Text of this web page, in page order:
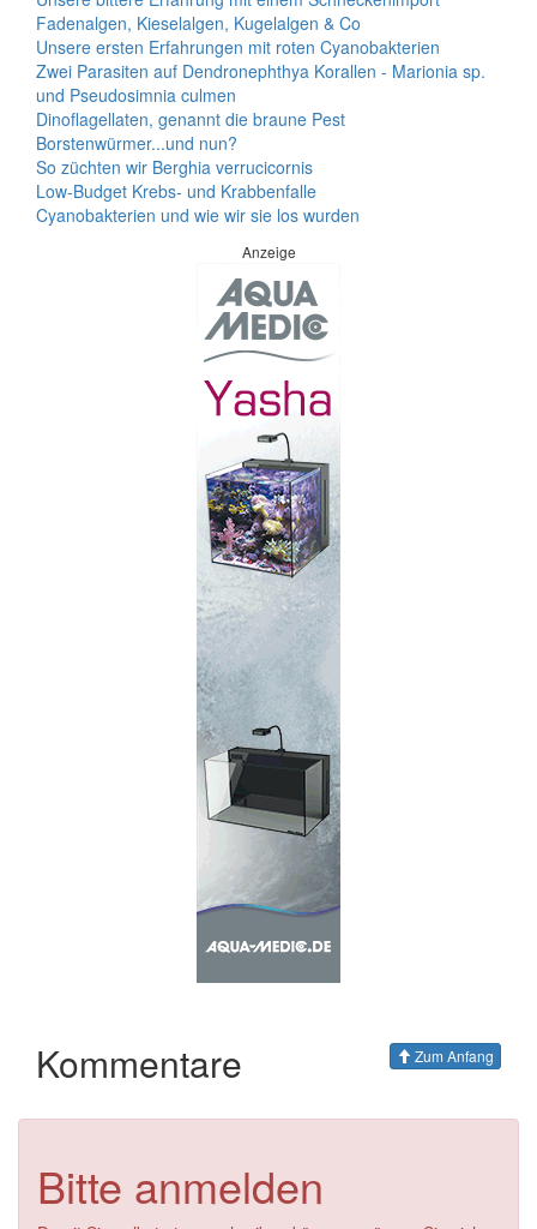
Fadenalgen, Kieselalgen, Kugelalgen & Co
Unsere ersten Erfahrungen mit roten Cyanobakterien
Zwei Parasiten auf Dendronephthya Korallen - Marionia sp.
und Pseudosimnia culmen
Dinoflagellaten, genannt die braune Pest
Borstenwürmer...und nun?
So züchten wir Berghia verrucicornis
Low-Budget Krebs- und Krabbenfalle
Cyanobakterien und wie wir sie los wurden
Anzeige
Kommentare Zum Anfang
Bitte anmelden